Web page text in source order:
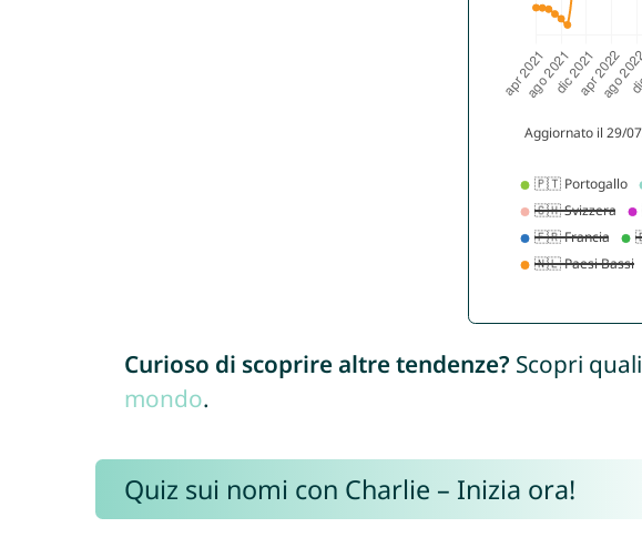
Curioso di scoprire altre tendenze? Scopri
mondo.
Quiz sui nomi con Charlie – Inizia ora!